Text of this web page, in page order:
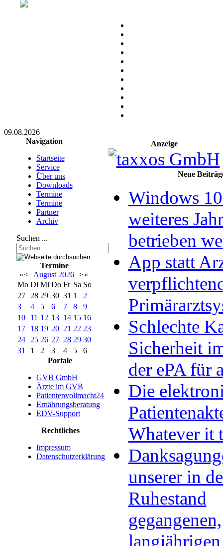
09.08.2026
Navigation
Startseite
Service
Über uns
Downloads
Termine
Termine
Partner
Archiv
Suchen ...
Termine
«< August 2026 >»
Mo Di Mi Do Fr Sa So
27
28 29 30 31 1
2
3
4 5 6 7 8
9
10
11 12 13 14 15 16
17
18 19 20 21 22 23
24
25 26 27 28 29 30
31
1 2 3 4 5
6
Portale
GVB GmbH
Ärzte im GVB
Patientenvollmacht24
Ernährungsberatung
EDV-Support
Rechtliches
Impressum
Datenschutzerklärung
Anzeige
Neue
Windows
weiteres
betrieben
App statt
Schlechte
Sicherheit
der ePA für
Die
Whatever it
unserer in
Ruhestand
gegangenen,
langjährigen